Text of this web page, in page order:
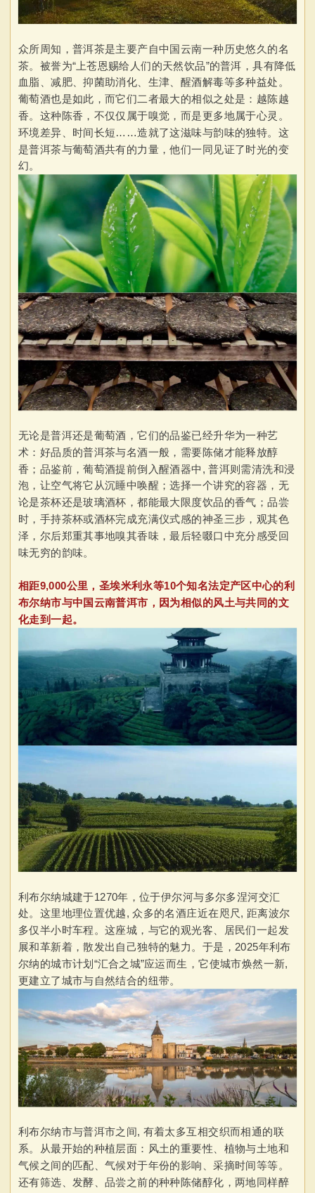
众所周知，普洱茶是主要产自中国云南一种历史悠久的名
茶。被誉为“上苍恩赐给人们的天然饮品”的普洱，具有降低
血脂、减肥、抑菌助消化、生津、醒酒解毒等多种益处。
葡萄酒也是如此，而它们二者最大的相似之处是：越陈越
香。这种陈香，不仅仅属于嗅觉，而是更多地属于心灵。
环境差异、时间长短……造就了这滋味与韵味的独特。这
是普洱茶与葡萄酒共有的力量，他们一同见证了时光的变
幻。
无论是普洱还是葡萄酒，它们的品鉴已经升华为一种艺
术：好品质的普洱茶与名酒一般，需要陈储才能释放醇
香；品鉴前，葡萄酒提前倒入醒酒器中, 普洱则需清洗和浸
泡，让空气将它从沉睡中唤醒；选择一个讲究的容器，无
论是茶杯还是玻璃酒杯，都能最大限度饮品的香气；品尝
时，手持茶杯或酒杯完成充满仪式感的神圣三步，观其色
泽，尔后郑重其事地嗅其香味，最后轻啜口中充分感受回
味无穷的韵味。
相距9,000公里， 圣埃米利永等10个知名法定产区中心的利
布尔纳市与中国云南普洱市，因为相似的风土与共同的文
化走到一起。
利布尔纳城建于1270年，位于伊尔河与多尔多涅河交汇
处。这里地理位置优越, 众多的名酒庄近在咫尺, 距离波尔
多仅半小时车程。这座城，与它的观光客、居民们一起发
展和革新着，散发出自己独特的魅力。于是，2025年利布
尔纳的城市计划“汇合之城”应运而生，它使城市焕然一新,
更建立了城市与自然结合的纽带。
利布尔纳市与普洱市之间, 有着太多互相交织而相通的联
系。从最开始的种植层面：风土的重要性、植物与土地和
气候之间的匹配、气候对于年份的影响、采摘时间等等。
还有筛选、发酵、品尝之前的种种陈储醇化，两地同样醉